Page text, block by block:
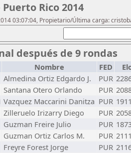
Rico 2014
03:07:04, Propietario/Última carga:
después de 9 rondas
Nombre FED
Almedina Ortiz Edgardo J. PUR
Santana Otero Orlando PUR
Vazquez Maccarini Danitza PUR 1911
Zilleruelo Irizarry Diego PUR
Guzman Freire Julio PUR
Guzman Ortiz Carlos M. PUR 2111
Freyre Forest Jorge PUR